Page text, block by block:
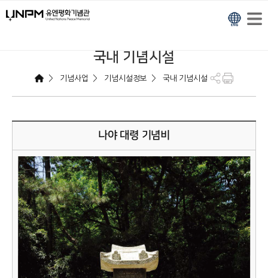
국내 기념시설
> 기념사업 > 기념시설정보 > 국내 기념시설
나야 대령 기념비